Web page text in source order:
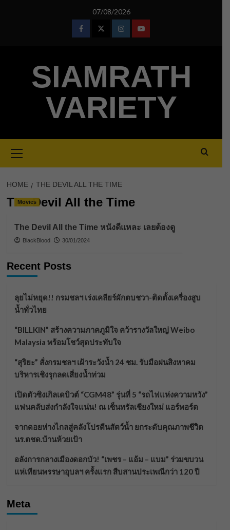
07/08/2026
FacebookTwitterInstagramYoutube
SIAMRATH
VARIETY
Menu
HOME THE DEVIL ALL THE TIME
The Devil All the Time
Movies
The Devil All the Time หนังดีแหละ เลยต้องดู
BlackBlood 30/01/2024
Recent Posts
ลุยไม่หยุด!! กรมชลฯ เร่งเคลียร์ผักตบชวา-ติดตั้งเครื่องสูบ
น้ำทั่วไทย
“BILLKIN” สร้างความภาคภูมิใจ คว้ารางวัลใหญ่ Weibo
Malaysia พร้อมโชว์สุดประทับใจ
“สุริยะ” สั่งกรมชลฯ เฝ้าระวังน้ำ 24 ชม. รับมือฝนสิงหาคม
บริหารเชิงรุกลดเสี่ยงน้ำท่วม
เปิดตัวซิงเกิลเดบิวต์ “CGM48” รุ่นที่ 5 “รถไฟแห่งความหวัง”
แฟนคลับส่งกำลังใจแน่น! ณ เซ็นทรัลเชียงใหม่ แอร์พอร์ต
จากดอยห่างไกลสู่คลังโปรตีนสัตว์น้ำ ยกระดับคุณภาพชีวิต
นร.ตชด.บ้านห้วยเป้า
อลังการกลางเมืองดอกบัว! “เพชร – แอ้ม – แบม” ร่วมขบวน
แห่เทียนพรรษาอุบลฯ ครั้งแรก สืบสานประเพณีกว่า 120 ปี
Meta